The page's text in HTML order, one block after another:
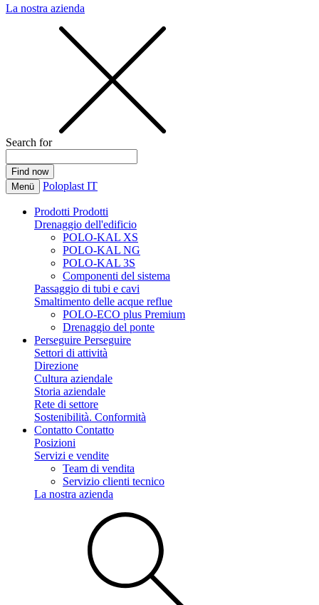
La nostra azienda
Search for
Menü Poloplast IT
Prodotti Prodotti
Drenaggio dell'edificio
POLO-KAL XS
POLO-KAL NG
POLO-KAL 3S
Componenti del sistema
Passaggio di tubi e cavi
Smaltimento delle acque reflue
POLO-ECO plus Premium
Drenaggio del ponte
Perseguire Perseguire
Settori di attività
Direzione
Cultura aziendale
Storia aziendale
Rete di settore
Sostenibilità. Conformità
Contatto Contatto
Posizioni
Servizi e vendite
Team di vendita
Servizio clienti tecnico
La nostra azienda